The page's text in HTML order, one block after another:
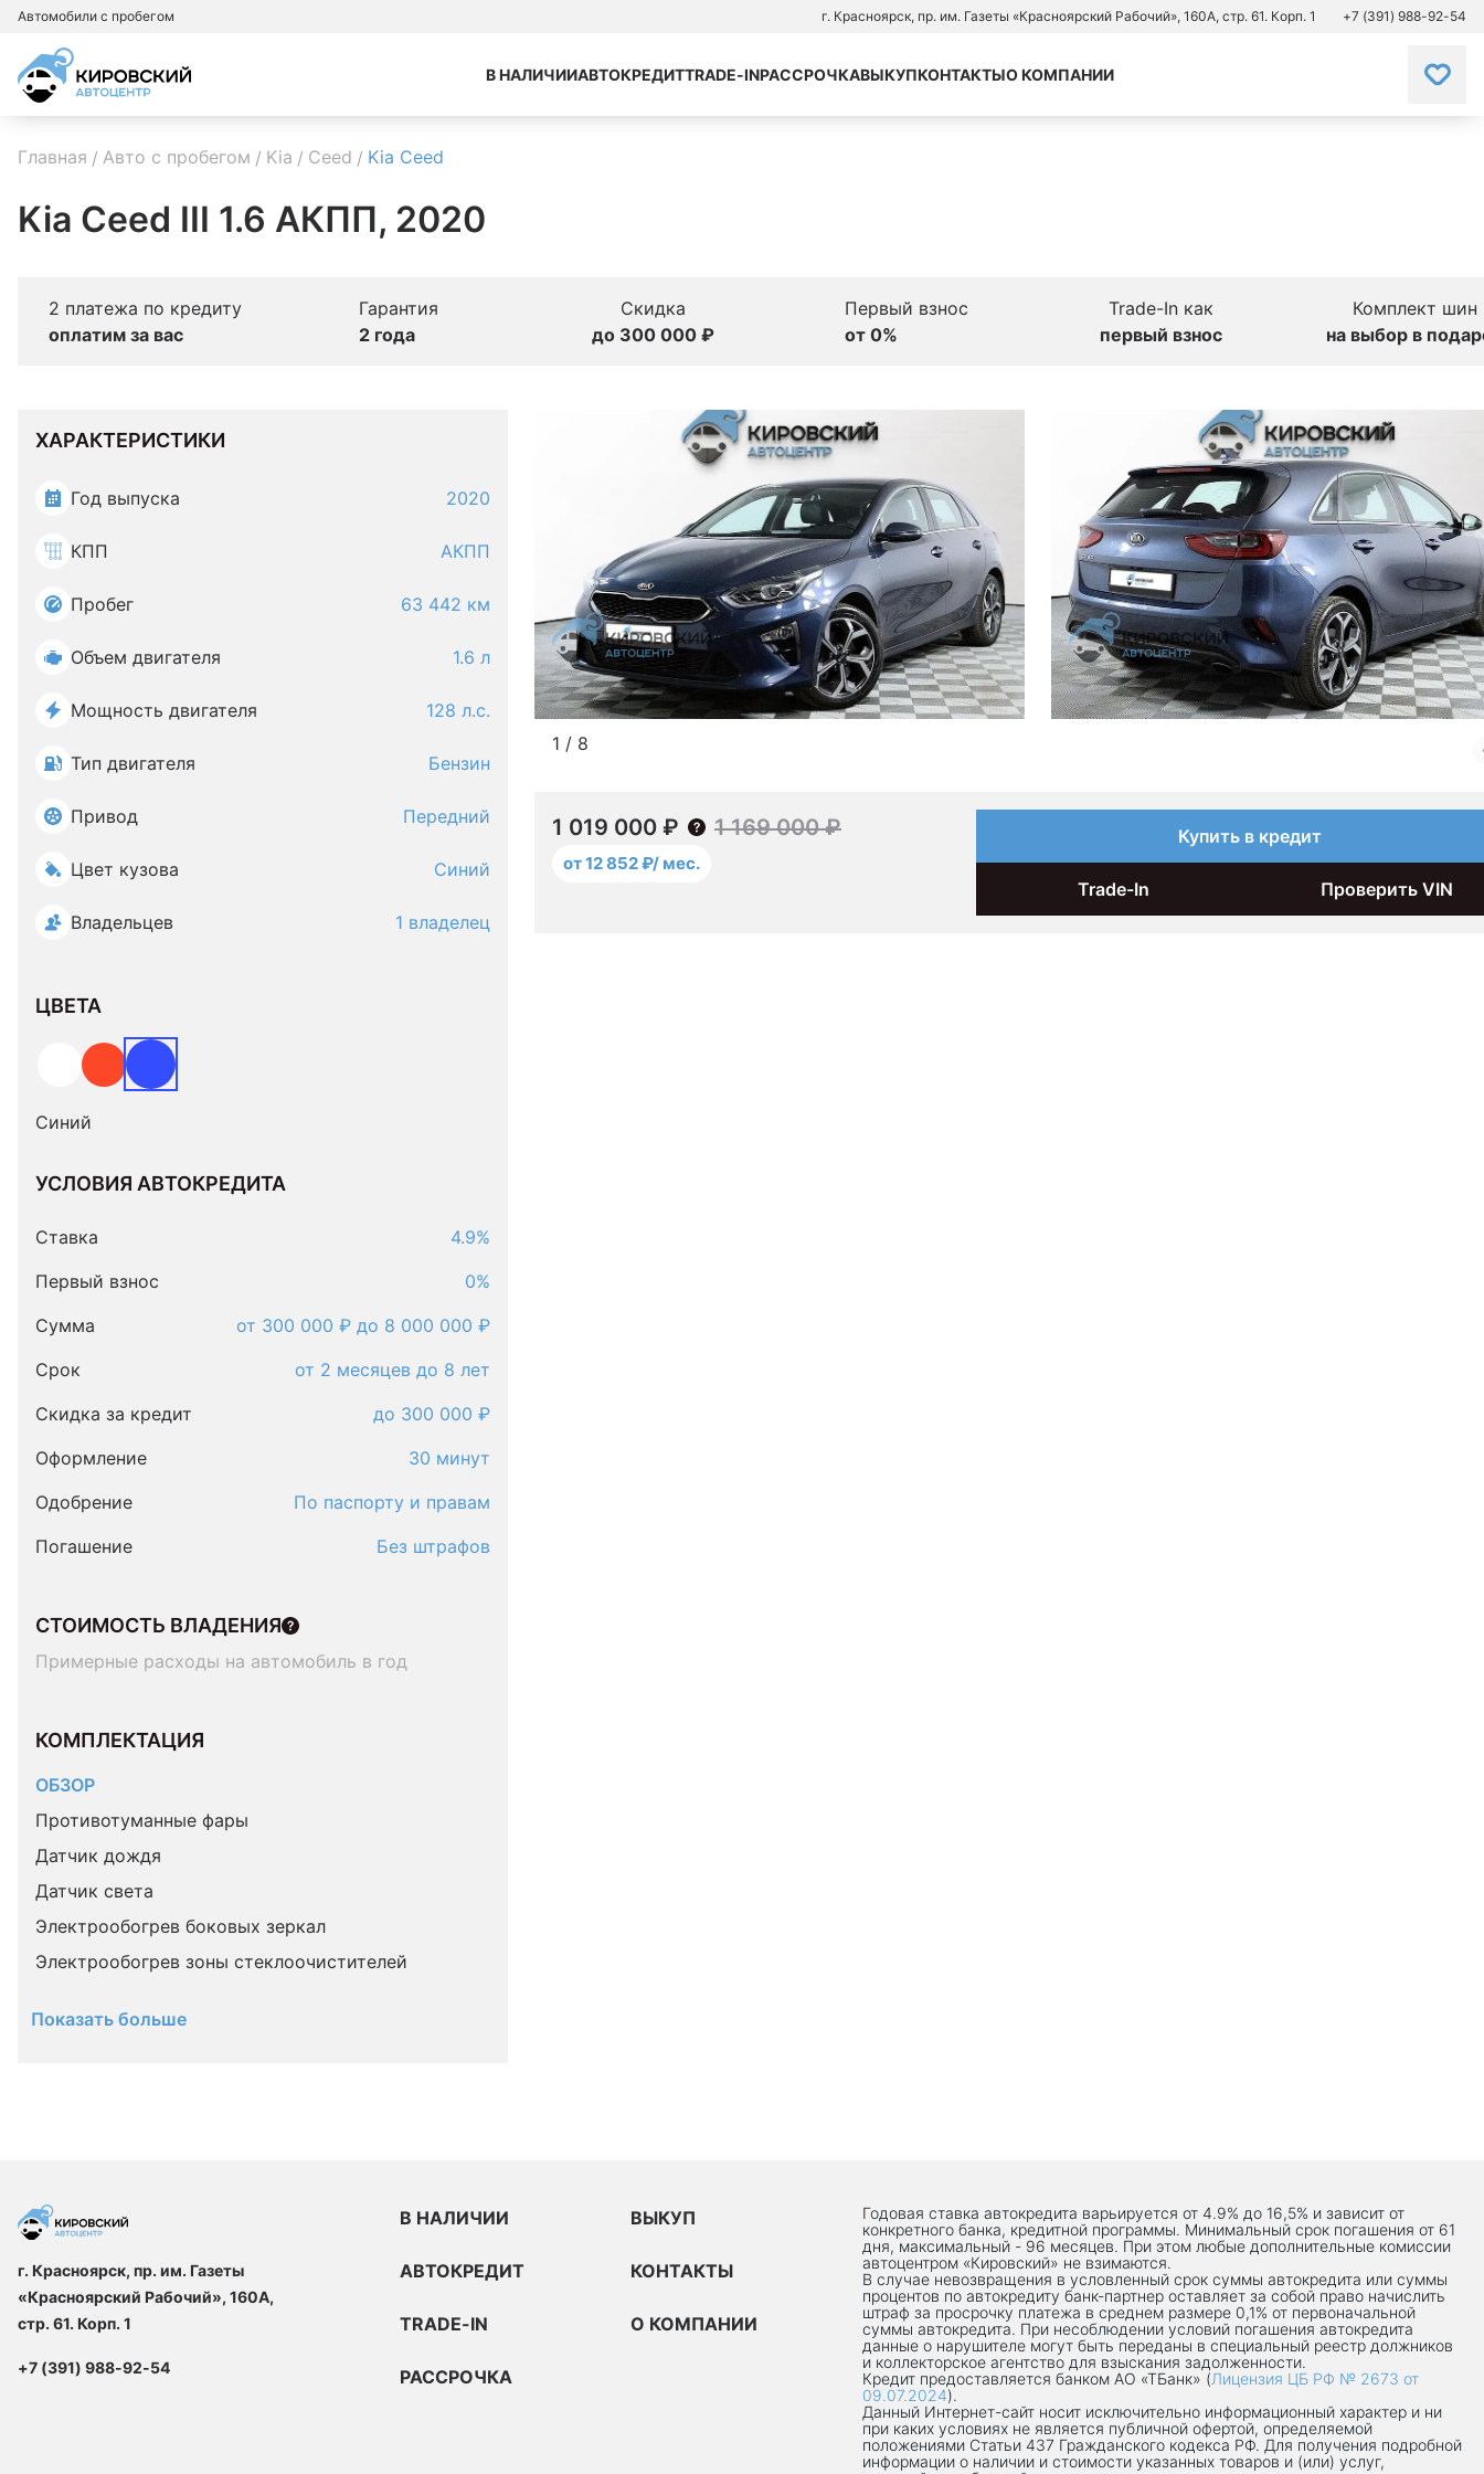
Автомобили с пробегом г. Красноярск, пр. им. Газеты «Красноярский Рабочий», 160А, стр. 61. Корп. 1 +7 (391) 988-92-54
В НАЛИЧИИАВТОКРЕДИТTRADE-INРАССРОЧКАВЫКУПКОНТАКТЫО КОМПАНИИ
Главная Авто с пробегом Kia Ceed Kia Ceed
Kia Ceed III 1.6 АКПП, 2020
2 платежа по кредиту
оплатим за вас
Гарантия
2 года
Скидка
до 300 000 ₽
Первый взнос
от 0%
Trade-In как
первый взнос
Комплект шин
на выбор в
ХАРАКТЕРИСТИКИ
Год выпуска 2020
КПП АКПП
Пробег 63 442 км
Объем двигателя 1.6 л
Мощность двигателя 128 л.с.
Тип двигателя Бензин
Привод Передний
Цвет кузова Синий
Владельцев 1 владелец
ЦВЕТА
Синий
УСЛОВИЯ АВТОКРЕДИТА
Ставка
4.9%
Первый взнос
0%
Сумма
от 300 000 ₽ до 8 000 000 ₽
Срок
от 2 месяцев до 8 лет
Скидка за кредит
до 300 000 ₽
Оформление
30 минут
Одобрение
По паспорту и правам
Погашение
Без штрафов
СТОИМОСТЬ ВЛАДЕНИЯ
Примерные расходы на автомобиль в год
КОМПЛЕКТАЦИЯ
ОБЗОР
Противотуманные фары
Датчик дождя
Датчик света
Электрообогрев боковых зеркал
Электрообогрев зоны стеклоочистителей
Показать больше
1 / 8
1 019 000 ₽ 1 169 000 ₽
от 12 852 ₽/ мес.
Купить в кредит
Trade-In Проверить VIN
г. Красноярск, пр. им. Газеты
«Красноярский Рабочий», 160А,
стр. 61. Корп. 1
+7 (391) 988-92-54
В НАЛИЧИИ
АВТОКРЕДИТ
TRADE-IN
РАССРОЧКА
ВЫКУП
КОНТАКТЫ
О КОМПАНИИ
Годовая ставка автокредита варьируется от 4.9% до 16,5% и зависит от
конкретного банка, кредитной программы. Минимальный срок погашения от 61
дня, максимальный - 96 месяцев. При этом любые дополнительные комиссии
автоцентром «Кировский» не взимаются.
В случае невозвращения в условленный срок суммы автокредита или суммы
процентов по автокредиту банк-партнер оставляет за собой право начислить
штраф за просрочку платежа в среднем размере 0,1% от первоначальной
суммы автокредита. При несоблюдении условий погашения автокредита
данные о нарушителе могут быть переданы в специальный реестр должников
и коллекторское агентство для взыскания задолженности.
Кредит предоставляется банком АО «ТБанк» (Лицензия ЦБ РФ № 2673 от
09.07.2024).
Данный Интернет-сaйт носит исключительно информационный характер и ни
при каких условиях не является публичной офертой, определяемой
положениями Статьи 437 Гражданского кодекса РФ. Для получения подробной
информации о наличии и стоимости указанных товаров и (или) услуг,